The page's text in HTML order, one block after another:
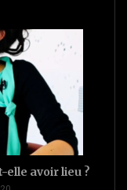
elle avoir lieu ?